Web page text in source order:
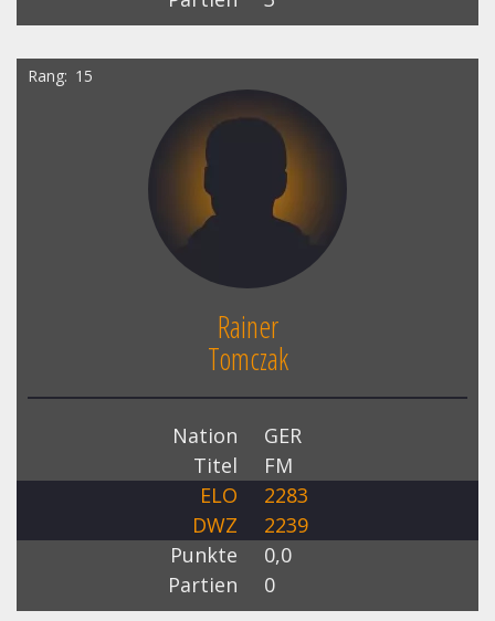
Rang 15
Rainer
Tomczak
Nation
GER
Titel
FM
ELO
2283
DWZ
2239
Punkte
0,0
Partien
0